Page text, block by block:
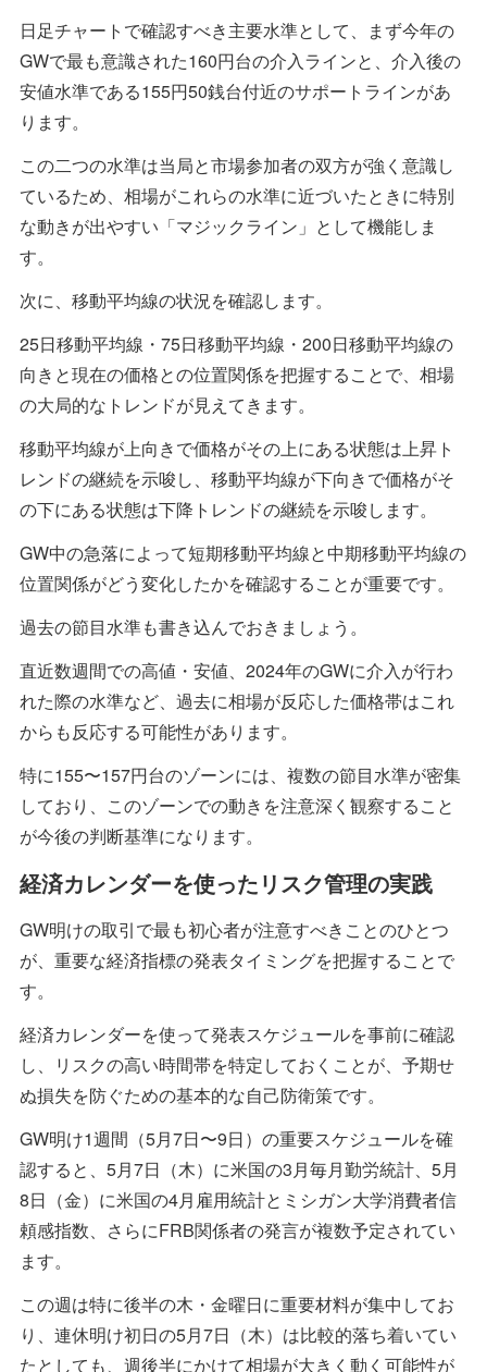
日足チャートで確認すべき主要水準として、まず今年の
GWで最も意識された160円台の介入ラインと、介入後の
安値水準である155円50銭台付近のサポートラインがあ
ります。
この二つの水準は当局と市場参加者の双方が強く意識し
ているため、相場がこれらの水準に近づいたときに特別
な動きが出やすい「マジックライン」として機能しま
す。
次に、移動平均線の状況を確認します。
25日移動平均線・75日移動平均線・200日移動平均線の
向きと現在の価格との位置関係を把握することで、相場
の大局的なトレンドが見えてきます。
移動平均線が上向きで価格がその上にある状態は上昇ト
レンドの継続を示唆し、移動平均線が下向きで価格がそ
の下にある状態は下降トレンドの継続を示唆します。
GW中の急落によって短期移動平均線と中期移動平均線の
位置関係がどう変化したかを確認することが重要です。
過去の節目水準も書き込んでおきましょう。
直近数週間での高値・安値、2024年のGWに介入が行わ
れた際の水準など、過去に相場が反応した価格帯はこれ
からも反応する可能性があります。
特に155〜157円台のゾーンには、複数の節目水準が密集
しており、このゾーンでの動きを注意深く観察すること
が今後の判断基準になります。
経済カレンダーを使ったリスク管理の実践
GW明けの取引で最も初心者が注意すべきことのひとつ
が、重要な経済指標の発表タイミングを把握することで
す。
経済カレンダーを使って発表スケジュールを事前に確認
し、リスクの高い時間帯を特定しておくことが、予期せ
ぬ損失を防ぐための基本的な自己防衛策です。
GW明け1週間（5月7日〜9日）の重要スケジュールを確
認すると、5月7日（木）に米国の3月毎月勤労統計、5月
8日（金）に米国の4月雇用統計とミシガン大学消費者信
頼感指数、さらにFRB関係者の発言が複数予定されてい
ます。
この週は特に後半の木・金曜日に重要材料が集中してお
り、連休明け初日の5月7日（木）は比較的落ち着いてい
たとしても、週後半にかけて相場が大きく動く可能性が